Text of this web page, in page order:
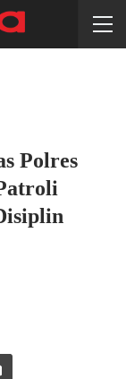
Polres